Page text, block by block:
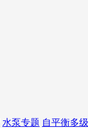
水泵专题 自平衡多